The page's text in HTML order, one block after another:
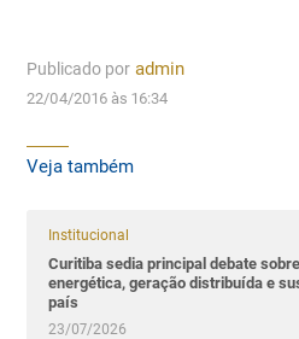
Publicado por admin
22/04/2016 às 16:34
Veja também
Institucional
Curitiba sedia principal debate
energética, geração distribuída e
país
23/07/2026